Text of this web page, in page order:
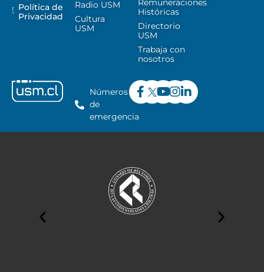
Política de
Privacidad
Radio USM
Cultura
USM
Remuneraciones
Históricas
Directorio
USM
Trabaja con
nosotros
Números
de
emergencia